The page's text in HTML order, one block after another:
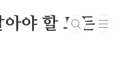
야 할 모든